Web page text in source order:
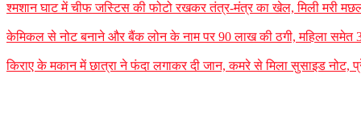
श्मशान घाट में चीफ जस्टिस की फोटो रखकर तंत्र-मंत्र का खेल, मिली मरी
केमिकल से नोट बनाने और बैंक लोन के नाम पर 90 लाख की ठगी, महिला समेत 3
किराए के मकान में छात्रा ने फंदा लगाकर दी जान, कमरे से मिला सुसाइड